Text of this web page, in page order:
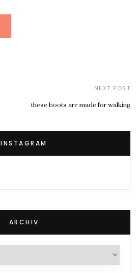
NEXT POST
these boots are made for walking
INSTAGRAM
ARCHIV